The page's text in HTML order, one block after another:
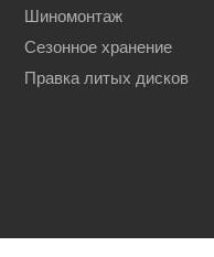
Шиномонтаж
Сезонное хранение
Правка литых дисков